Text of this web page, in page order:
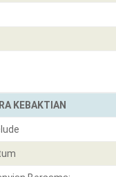
KEBAKTIAN